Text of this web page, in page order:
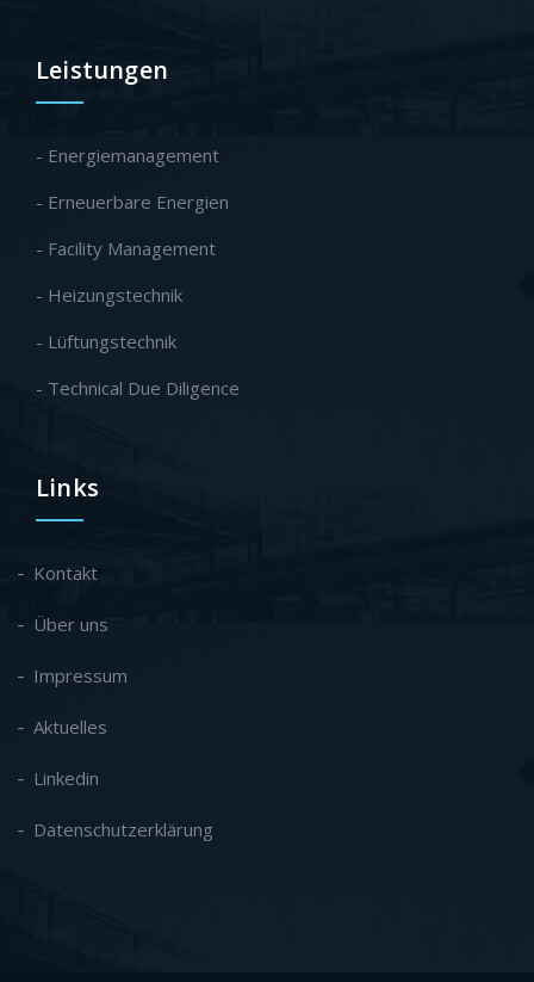
Leistungen
- Energiemanagement
- Erneuerbare Energien
- Facility Management
- Heizungstechnik
- Lüftungstechnik
- Technical Due Diligence
Links
Kontakt
Über uns
Impressum
Aktuelles
Linkedin
Datenschutzerklärung